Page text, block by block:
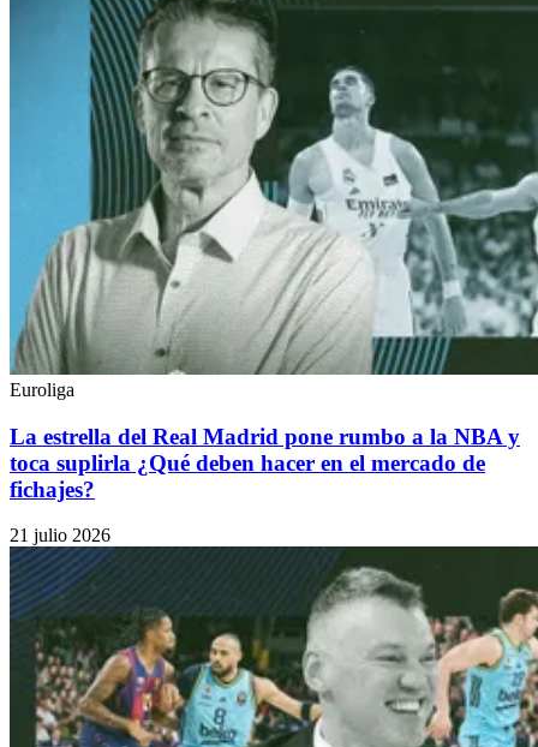
Euroliga
La estrella del Real Madrid pone rumbo a la NBA y
toca suplirla ¿Qué deben hacer en el mercado de
fichajes?
21 julio 2026